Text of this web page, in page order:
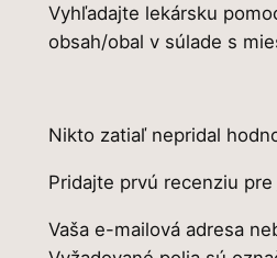
Vyhľadajte lekársku
obsah/obal v súlade s
Nikto zatiaľ nepridal
Pridajte prvú recenziu pre
Vaša e-mailová adresa